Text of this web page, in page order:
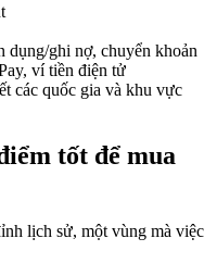
thế chấp
dụng/ghi nợ, chuyển khoản
ví tiền điện tử
các quốc gia và khu vực
tốt để mua
lịch sử, một vùng mà việc